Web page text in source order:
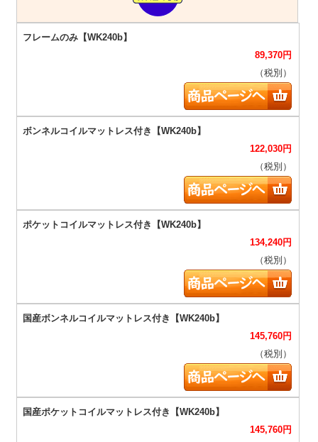
89,370円
（税別）
122,030円
（税別）
134,240円
（税別）
145,760円
（税別）
145,760円